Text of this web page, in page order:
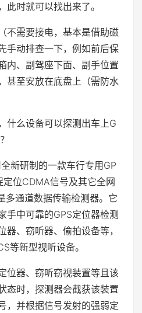
此时就可以找出来了。
不需要接电，基本是借助磁
手动排查一下，例如前后保
内、副驾座下面、副手位置
甚至安放在底盘上（需防水
什么设备可以探测出车上G
新研制的一款车行专用GP
位CDMA信号及其它全网
多通道数据传输检测器。它
手中可靠的GPS定位器检测
、窃听器、偷拍设备等，
等新型视听设备。
位器、窃听窃视装置等且该
态时，探测器会截获该装置
，并根据信号发射的强弱定